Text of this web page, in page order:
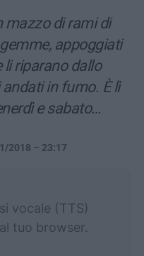
mazzo di rami di
appoggiati
li riparano dallo
in fumo. È lì
e sabato…
2018 – 23:17
vocale (TTS)
tuo browser.